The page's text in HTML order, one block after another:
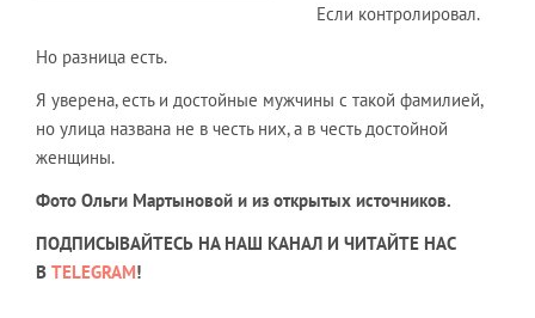
Если контролировал.
Но разница есть.
Я уверена, есть и достойные мужчины с такой фамилией,
но улица названа не в честь них, а в честь достойной
женщины.
Фото Ольги Мартыновой и из открытых источников.
ПОДПИСЫВАЙТЕСЬ НА НАШ КАНАЛ И ЧИТАЙТЕ НАС
В TELEGRAM!